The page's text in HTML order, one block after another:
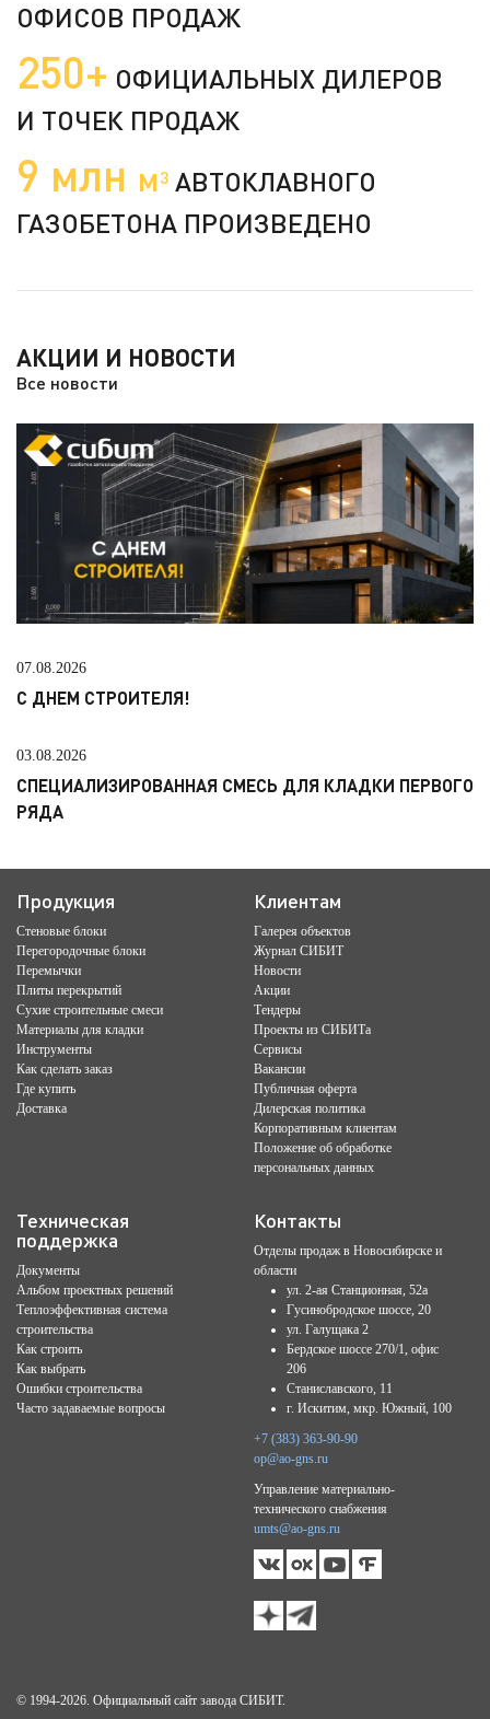
ОФИСОВ ПРОДАЖ
250+ ОФИЦИАЛЬНЫХ ДИЛЕРОВ
И ТОЧЕК ПРОДАЖ
9 млн м 3 АВТОКЛАВНОГО
ГАЗОБЕТОНА ПРОИЗВЕДЕНО
АКЦИИ И НОВОСТИ
Все новости
07.08.2026
С ДНЕМ СТРОИТЕЛЯ!
03.08.2026
СПЕЦИАЛИЗИРОВАННАЯ СМЕСЬ ДЛЯ КЛАДКИ ПЕРВОГО
РЯДА
© 1994-2026. Официальный сайт завода СИБИТ.
Продукция
Стеновые блоки
Перегородочные блоки
Перемычки
Плиты перекрытий
Сухие строительные смеси
Материалы для кладки
Инструменты
Как сделать заказ
Где купить
Доставка
Клиентам
Галерея объектов
Журнал СИБИТ
Новости
Акции
Тендеры
Проекты из СИБИТа
Сервисы
Вакансии
Публичная оферта
Дилерская политика
Корпоративным клиентам
Положение об обработке
персональных данных
Техническая
поддержка
Документы
Альбом проектных решений
Теплоэффективная система
строительства
Как строить
Как выбрать
Ошибки строительства
Часто задаваемые вопросы
Контакты
Отделы продаж в Новосибирске и
области
ул. 2-ая Станционная, 52а
Гусинобродское шоссе, 20
ул. Галущака 2
Бердское шоссе 270/1, офис
206
Станиславского, 11
г. Искитим, мкр. Южный, 100
+7 (383) 363-90-90
op@ao-gns.ru
Управление материально-
технического снабжения
umts@ao-gns.ru